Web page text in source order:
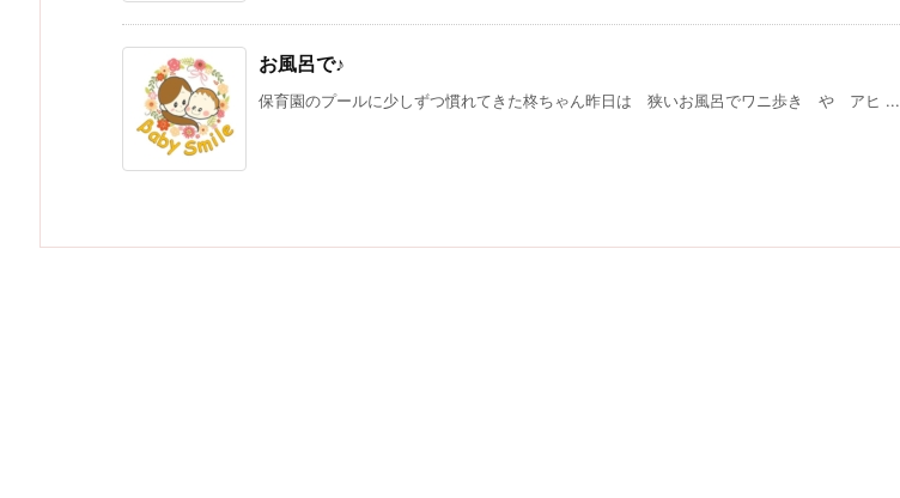
お風呂で♪
保育園のプールに少しずつ慣れてきた柊ちゃん昨日は 狭いお風呂でワニ歩き や アヒ ...